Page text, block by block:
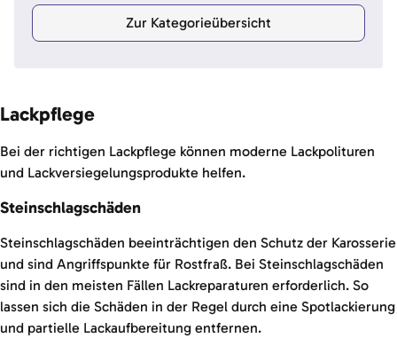
Zur Kategorieübersicht
Lackpflege
Bei der richtigen Lackpflege können moderne Lackpolituren
und Lackversiegelungsprodukte helfen.
Steinschlagschäden
Steinschlagschäden beeinträchtigen den Schutz der Karosserie
und sind Angriffspunkte für Rostfraß. Bei Steinschlagschäden
sind in den meisten Fällen Lackreparaturen erforderlich. So
lassen sich die Schäden in der Regel durch eine Spotlackierung
und partielle Lackaufbereitung entfernen.